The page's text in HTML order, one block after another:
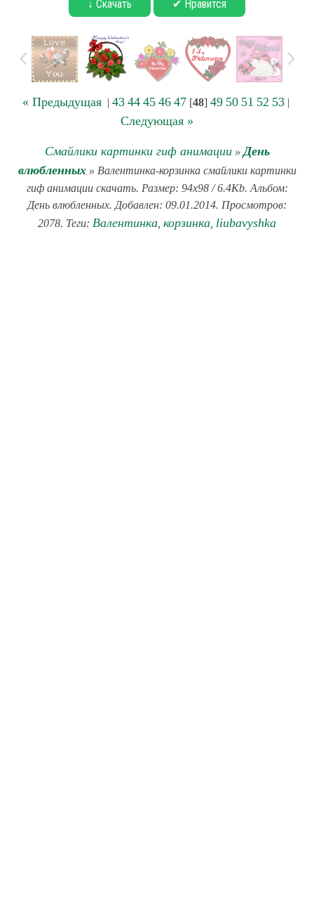
↓ Скачать ✔ Нравится
« Предыдущая| 43 44 45 46 47[48] 49 50 51 52 53|
Следующая »
Смайлики картинки гиф анимации» День
влюбленных» Валентинка-корзинка смайлики картинки
гиф анимации скачать. Размер: 94x98 / 6.4Kb. Альбом:
День влюбленных. Добавлен: 09.01.2014. Просмотров:
2078. Теги: Валентинка корзинка liubavyshka